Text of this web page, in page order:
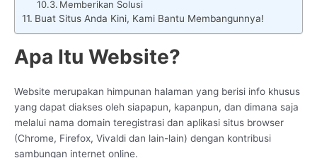
Memberikan Solusi
Buat Situs Anda Kini, Kami Bantu Membangunnya!
Apa Itu Website?
Website merupakan himpunan halaman yang berisi info khusus
yang dapat diakses oleh siapapun, kapanpun, dan dimana saja
melalui nama domain teregistrasi dan aplikasi situs browser
(Chrome, Firefox, Vivaldi dan lain-lain) dengan kontribusi
sambungan internet online.